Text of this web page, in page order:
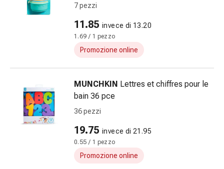
Igiene
oculare
vasi
Cuore
compressive
sostegno
7 pezzi
11.85 invece di 13.20
1.69 / 1 pezzo
Promozione online
MUNCHKIN Lettres et chiffres pour le
bain 36 pce
36 pezzi
19.75 invece di 21.95
0.55 / 1 pezzo
Promozione online